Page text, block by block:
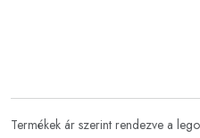
Termékek ár szerint rendezve a